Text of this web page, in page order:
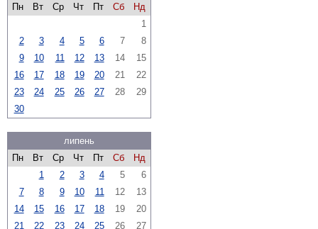
Пн
Вт Ср Чт Пт Сб
Нд
1
2
3 4 5 6 7
8
9
10 11 12 13 14
15
16
17 18 19 20 21
22
23
24 25 26 27 28
29
30
липень
Пн
Вт Ср Чт Пт Сб
Нд
1
2 3 4 5
6
7
8 9 10 11 12
13
14
15 16 17 18 19
20
21
22 23 24 25 26
27